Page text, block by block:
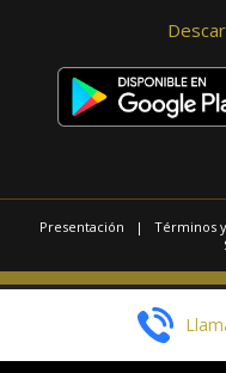
Presentación | Términos
Página